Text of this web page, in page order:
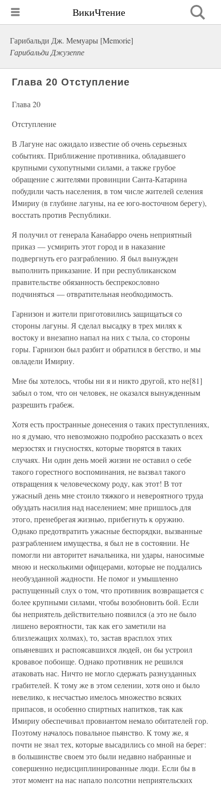
ВикиЧтение
Гарибальди Дж. Мемуары [Memorie]
Гарибальди Джузеппе
Глава 20 Отступление
Глава 20
Отступление
В Лагуне нас ожидало известие об очень серьезных
событиях. Приближение противника, обладавшего
крупными сухопутными силами, а также грубое
обращение с жителями провинции Санта-Катарина
побудили часть населения, в том числе жителей селения
Имириу (в глубине лагуны, на ее юго-восточном берегу),
восстать против Республики.
Я получил от генерала Канабарро очень неприятный
приказ — усмирить этот город и в наказание
подвергнуть его разграблению. Я был вынужден
выполнить приказание. И при республиканском
правительстве обязанность беспрекословно
подчиняться — отвратительная необходимость.
Гарнизон и жители приготовились защищаться со
стороны лагуны. Я сделал высадку в трех милях к
востоку и внезапно напал на них с тыла, со стороны
горы. Гарнизон был разбит и обратился в бегство, и мы
овладели Имириу.
Мне бы хотелось, чтобы ни я и никто другой, кто не[81]
забыл о том, что он человек, не оказался вынужденным
разрешить грабеж.
Хотя есть пространные донесения о таких преступлениях,
но я думаю, что невозможно подробно рассказать о всех
мерзостях и гнусностях, которые творятся в таких
случаях. Ни один день моей жизни не оставил о себе
такого горестного воспоминания, не вызвал такого
отвращения к человеческому роду, как этот! В тот
ужасный день мне стоило тяжкого и невероятного труда
обуздать насилия над населением; мне пришлось для
этого, пренебрегая жизнью, прибегнуть к оружию.
Однако предотвратить ужасные беспорядки, вызванные
разграблением имущества, я был не в состоянии. Не
помогли ни авторитет начальника, ни удары, наносимые
мною и несколькими офицерами, которые не поддались
необузданной жадности. Не помог и умышленно
распущенный слух о том, что противник возвращается с
более крупными силами, чтобы возобновить бой. Если
бы неприятель действительно появился (а это не было
лишено вероятности, так как его заметили на
близлежащих холмах), то, застав врасплох этих
опьяневших и распоясавшихся людей, он бы устроил
кровавое побоище. Однако противник не решился
атаковать нас. Ничто не могло сдержать разнузданных
грабителей. К тому же в этом селении, хотя оно и было
невелико, к несчастью имелось множество всяких
припасов, и особенно спиртных напитков, так как
Имириу обеспечивал провиантом немало обитателей гор.
Поэтому началось повальное пьянство. К тому же, я
почти не знал тех, которые высадились со мной на берег:
в большинстве своем это были недавно набранные и
совершенно недисциплинированные люди. Если бы в
этот момент на нас напало полсотни неприятельских